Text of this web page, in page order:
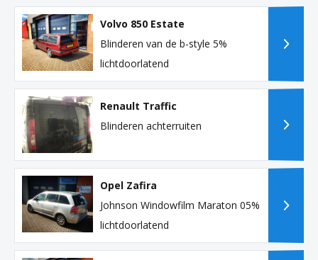
Volvo 850 Estate
Blinderen van de b-style 5%
lichtdoorlatend
Renault Traffic
Blinderen achterruiten
Opel Zafira
Johnson Windowfilm Maraton 05%
lichtdoorlatend